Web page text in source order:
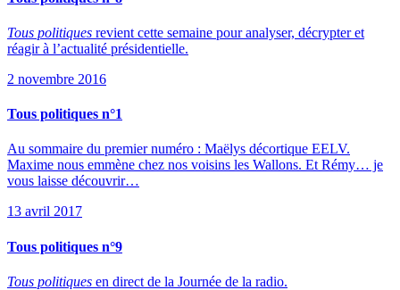
Tous politiques revient cette semaine pour analyser, décrypter et
réagir à l’actualité présidentielle.
2 novembre 2016
Tous politiques n°1
Au sommaire du premier numéro : Maëlys décortique EELV.
Maxime nous emmène chez nos voisins les Wallons. Et Rémy… je
vous laisse découvrir…
13 avril 2017
Tous politiques n°9
Tous politiques en direct de la Journée de la radio.